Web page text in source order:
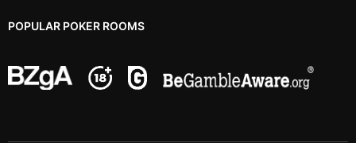
POPULAR POKER ROOMS